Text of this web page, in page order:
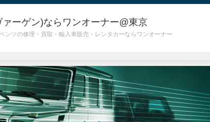
ーゲン)ならワンオーナー@東京
ツの修理・買取・輸入車販売・レンタカーならワンオーナー